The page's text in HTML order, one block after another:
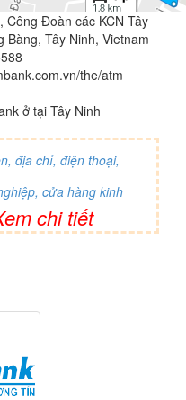
Công Đoàn các KCN Tây
Bàng, Tây Ninh, Vietnam
the/atm
ở tại Tây Ninh
địa chỉ, điện thoại,
cửa hàng kinh
chi tiết